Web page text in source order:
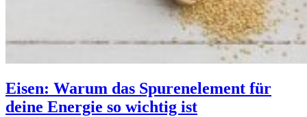
Eisen: Warum das Spurenelement für
deine Energie so wichtig ist